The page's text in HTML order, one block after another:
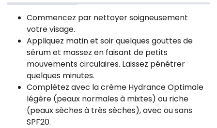
Commencez par nettoyer soigneusement
votre visage.
Appliquez matin et soir quelques gouttes de
sérum et massez en faisant de petits
mouvements circulaires. Laissez pénétrer
quelques minutes.
Complétez avec la crème Hydrance Optimale
légère (peaux normales à mixtes) ou riche
(peaux sèches à très sèches), avec ou sans
SPF20.